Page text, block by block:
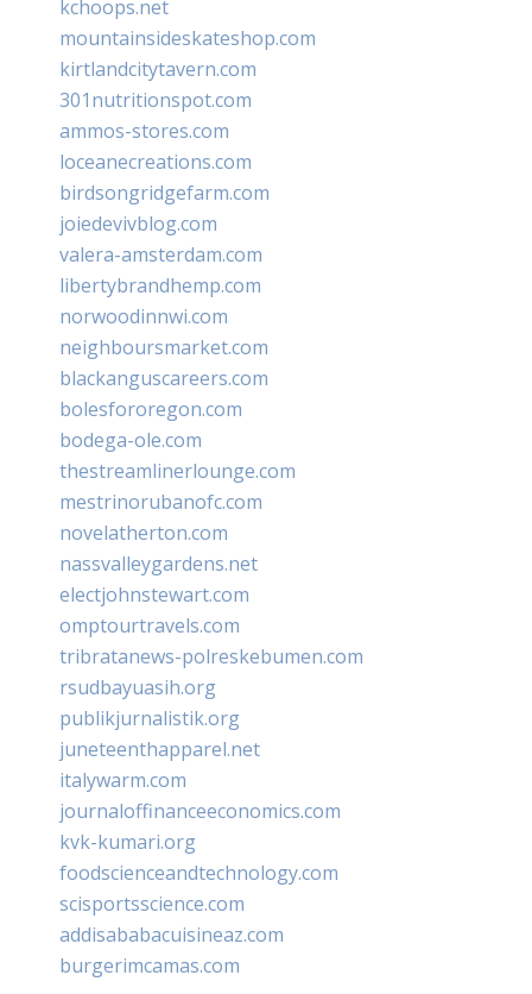
kchoops.net
mountainsideskateshop.com
kirtlandcitytavern.com
301nutritionspot.com
ammos-stores.com
loceanecreations.com
birdsongridgefarm.com
joiedevivblog.com
valera-amsterdam.com
libertybrandhemp.com
norwoodinnwi.com
neighboursmarket.com
blackanguscareers.com
bolesfororegon.com
bodega-ole.com
thestreamlinerlounge.com
mestrinorubanofc.com
novelatherton.com
nassvalleygardens.net
electjohnstewart.com
omptourtravels.com
tribratanews-polreskebumen.com
rsudbayuasih.org
publikjurnalistik.org
juneteenthapparel.net
italywarm.com
journaloffinanceeconomics.com
kvk-kumari.org
foodscienceandtechnology.com
scisportsscience.com
addisababacuisineaz.com
burgerimcamas.com